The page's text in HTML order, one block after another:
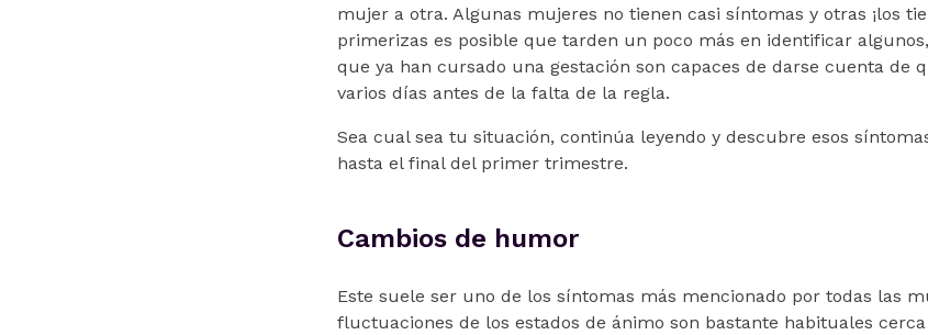
mujer a otra. Algunas mujeres no tienen casi síntomas y otras ¡los
primerizas es posible que tarden un poco más en identificar
que ya han cursado una gestación son capaces de darse cuenta de
varios días antes de la falta de la regla.
Sea cual sea tu situación, continúa leyendo y descubre esos
hasta el final del primer trimestre.
Cambios de humor
Este suele ser uno de los síntomas más mencionado por todas las
fluctuaciones de los estados de ánimo son bastante habituales